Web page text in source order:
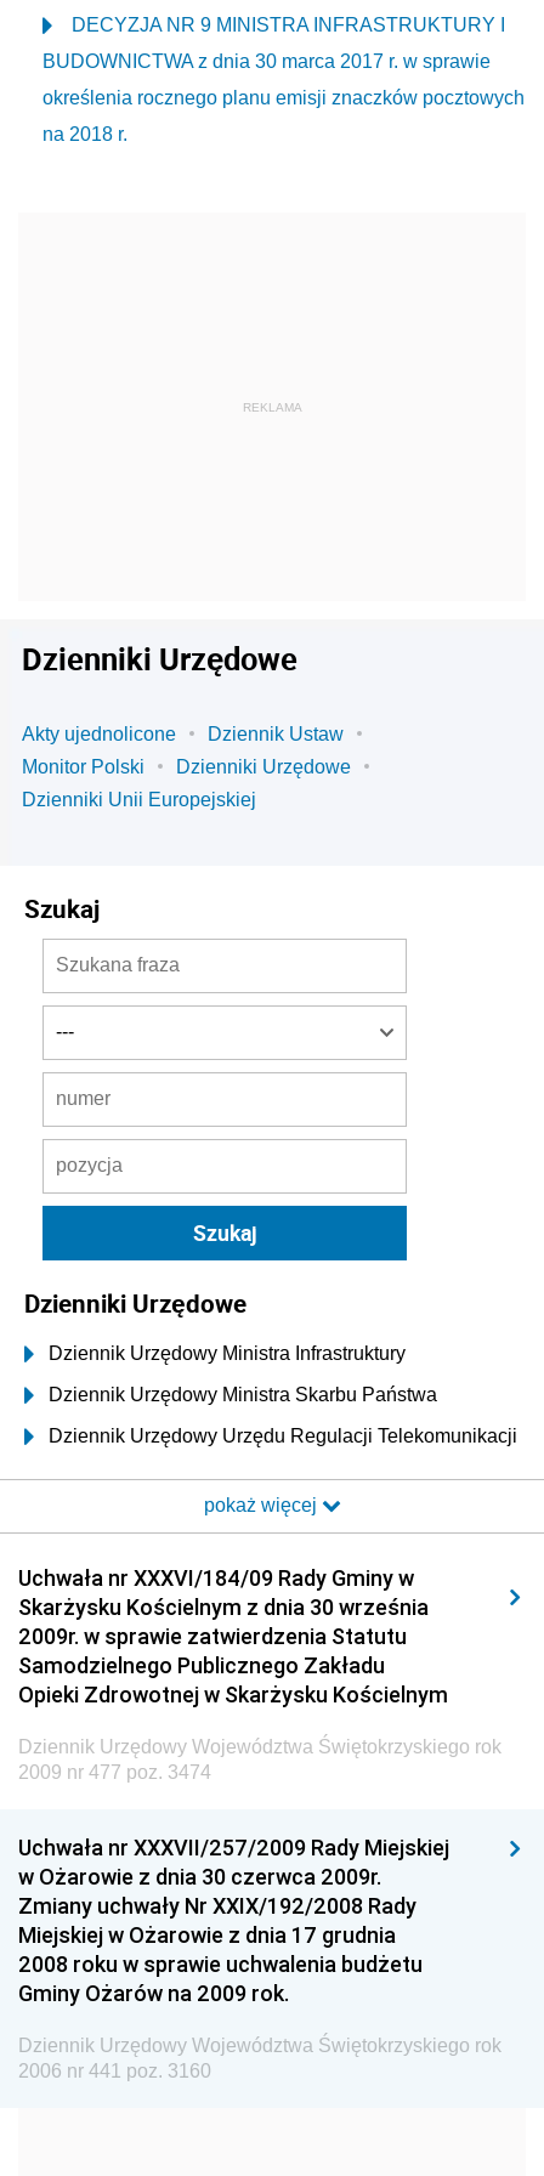
DECYZJA NR 9 MINISTRA INFRASTRUKTURY I
BUDOWNICTWA z dnia 30 marca 2017 r. w sprawie
określenia rocznego planu emisji znaczków pocztowych
na 2018 r.
Dzienniki Urzędowe
Akty ujednolicone
Dziennik Ustaw
Monitor Polski
Dzienniki Urzędowe
Dzienniki Unii Europejskiej
Szukaj
Dzienniki Urzędowe
Dziennik Urzędowy Ministra Infrastruktury
Dziennik Urzędowy Ministra Skarbu Państwa
Dziennik Urzędowy Urzędu Regulacji Telekomunikacji
Dziennik Urzędowy Ministra Transportu i Budownictwa
Elektronicznej
Dziennik Urzędowy Ministra Spraw Wewnętrznych i
Administracji
Dziennik Urzędowy Ministra Transportu
Dziennik Urzędowy Ministra Budownictwa
Dziennik Urzędowy Ministra Nauki i Szkolnictwa
Dziennik Urzędowy Głównego Urzędu Miar
Dziennik Urzędowy Ministra Rolnictwa i Rozwoju Wsi
Dziennik Urzędowy Ministra Edukacji Narodowej i
Sportu
Dziennik Urzędowy Ministra Edukacji i Nauki
Dziennik Urzędowy Ministra Edukacji Narodowej
Dziennik Urzędowy Ministra Gospodarki Morskiej
pokaż więcej
Uchwała nr XXXVI/184/09 Rady Gminy w
Skarżysku Kościelnym z dnia 30 września
2009r. w sprawie zatwierdzenia Statutu
Samodzielnego Publicznego Zakładu
Opieki Zdrowotnej w Skarżysku Kościelnym
Dziennik Urzędowy Województwa Świętokrzyskiego rok
2009 nr 477 poz. 3474
Uchwała nr XXXVII/257/2009 Rady Miejskiej
w Ożarowie z dnia 30 czerwca 2009r.
Zmiany uchwały Nr XXIX/192/2008 Rady
Miejskiej w Ożarowie z dnia 17 grudnia
2008 roku w sprawie uchwalenia budżetu
Gminy Ożarów na 2009 rok.
Dziennik Urzędowy Województwa Świętokrzyskiego rok
2006 nr 441 poz. 3160